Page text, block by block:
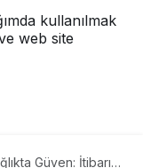
kullanılmak
web site
Güven: İtibarın